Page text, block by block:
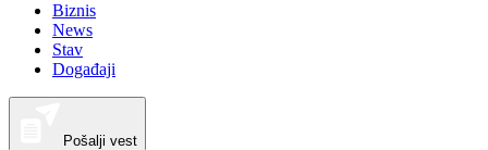
Biznis
News
Stav
Događaji
Pošalji vest